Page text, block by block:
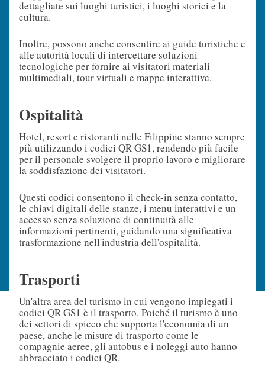
dettagliate sui luoghi turistici, i luoghi storici e la
cultura.
Inoltre, possono anche consentire ai guide turistiche e
alle autorità locali di intercettare soluzioni
tecnologiche per fornire ai visitatori materiali
multimediali, tour virtuali e mappe interattive.
Ospitalità
Hotel, resort e ristoranti nelle Filippine stanno sempre
più utilizzando i codici QR GS1, rendendo più facile
per il personale svolgere il proprio lavoro e migliorare
la soddisfazione dei visitatori.
Questi codici consentono il check-in senza contatto,
le chiavi digitali delle stanze, i menu interattivi e un
accesso senza soluzione di continuità alle
informazioni pertinenti, guidando una significativa
trasformazione nell'industria dell'ospitalità.
Trasporti
Un'altra area del turismo in cui vengono impiegati i
codici QR GS1 è il trasporto. Poiché il turismo è uno
dei settori di spicco che supporta l'economia di un
paese, anche le misure di trasporto come le
compagnie aeree, gli autobus e i noleggi auto hanno
abbracciato i codici QR.